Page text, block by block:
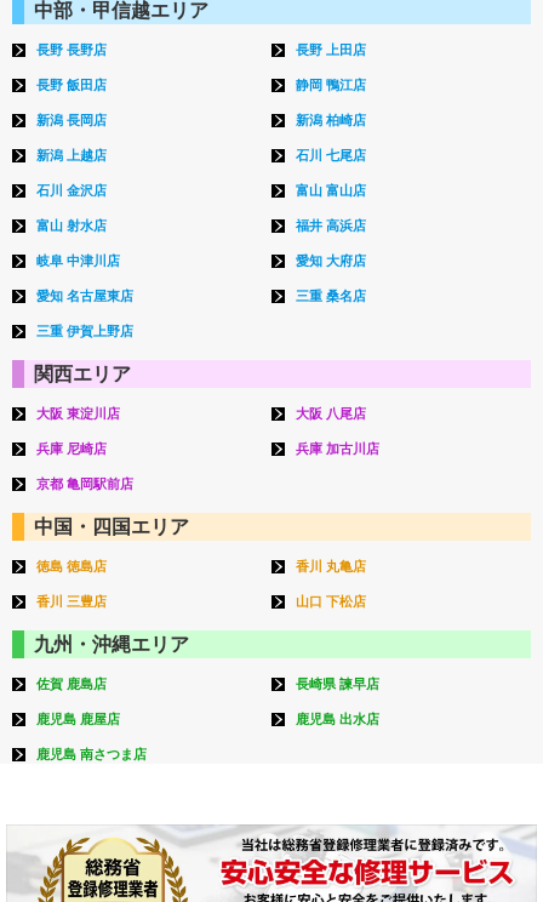
中部・甲信越エリア
長野 長野店 長野 上田店
長野 飯田店 静岡 鴨江店
新潟 長岡店 新潟 柏崎店
新潟 上越店 石川 七尾店
石川 金沢店 富山 富山店
富山 射水店 福井 高浜店
岐阜 中津川店 愛知 大府店
愛知 名古屋東店 三重 桑名店
三重 伊賀上野店
関西エリア
大阪 東淀川店 大阪 八尾店
兵庫 尼崎店 兵庫 加古川店
京都 亀岡駅前店
中国・四国エリア
徳島 徳島店 香川 丸亀店
香川 三豊店 山口 下松店
九州・沖縄エリア
佐賀 鹿島店 長崎県 諫早店
鹿児島 鹿屋店 鹿児島 出水店
鹿児島 南さつま店